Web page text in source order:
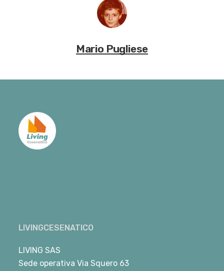
Mario Pugliese
LIVINGCESENATICO
LIVING SAS
Sede operativa Via Squero 63